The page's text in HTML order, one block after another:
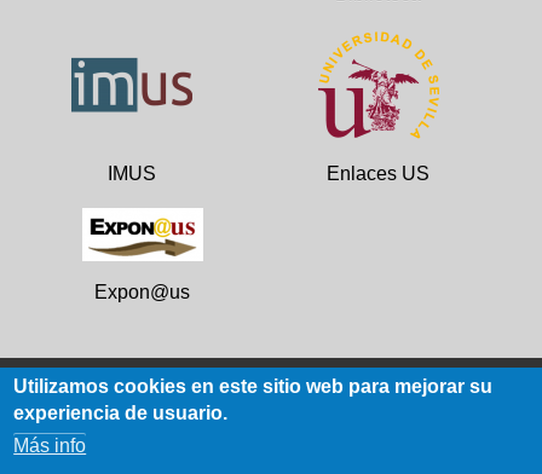
IMUS Enlaces US
Expon@us
Datos de contacto
Utilizamos cookies en este sitio web para mejorar su
experiencia de usuario.
Más info